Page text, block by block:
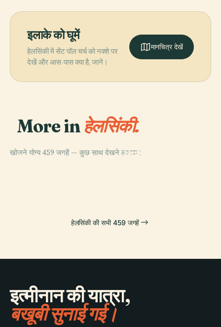
इलाके को घूमें
हेलसिंकी में सेंट पॉल चर्च को नक्शे पर
देखें और आस-पास क्या है, जानें।
मानचित्र देखें
More inहेलसिंकी.
खोजने योग्य 459 जगहें — कुछ साथ देखने लायक।
PLACE
हिएटानियेमी
हेलसिंकी की सभी 459 जगहें
इत्मीनान की यात्रा,
बखूबी सुनाई गई।